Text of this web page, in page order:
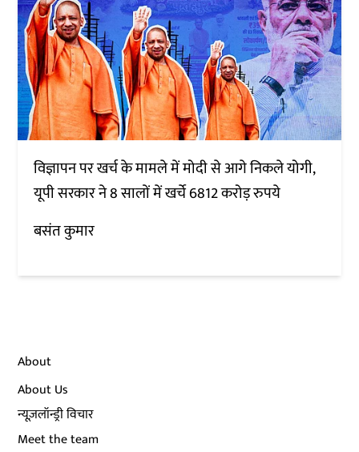
विज्ञापन पर खर्च के मामले में मोदी से आगे निकले योगी,
यूपी सरकार ने 8 सालों में खर्चे 6812 करोड़ रुपये
बसंत कुमार
About
About Us
न्यूज़लॉन्ड्री विचार
Meet the team